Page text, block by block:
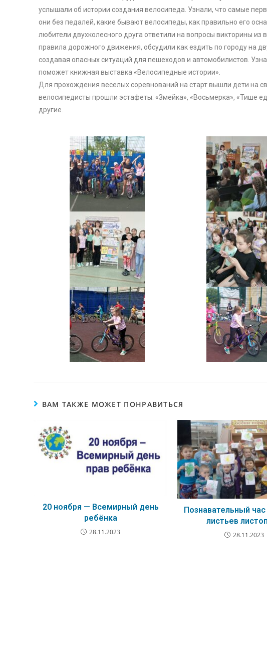
услышали об истории создания велосипеда. Узнали, что самые
они без педалей, какие бывают велосипеды, как правильно его
любители двухколесного друга ответили на вопросы викторины
правила дорожного движения, обсудили как ездить по городу на
создавая опасных ситуаций для пешеходов и автомобилистов.
поможет книжная выставка «Велосипедные истории».
Для прохождения веселых соревнований на старт вышли дети на
велосипедисты прошли эстафеты: «Змейка», «Восьмерка», «Тише
другие.
ВАМ ТАКЖЕ МОЖЕТ ПОНРАВИТЬСЯ
20 ноября — Всемирный день
ребёнка
28.11.2023
Познавательный
листьев
28.11.2023